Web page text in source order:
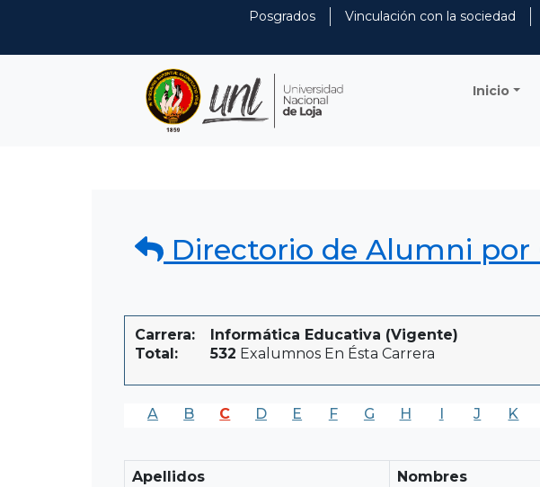
Posgrados Vinculación con la sociedad
Inicio
Directorio de Alumni por
Carrera:
Informática Educativa (Vigente)
Total:
532 Exalumnos En Ésta Carrera
A B C D E F G H I J K
Apellidos Nombres